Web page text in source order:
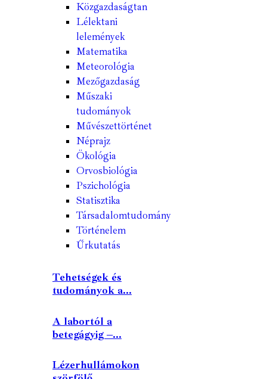
Közgazdaságtan
Lélektani
lelemények
Matematika
Meteorológia
Mezőgazdaság
Műszaki
tudományok
Művészettörténet
Néprajz
Ökológia
Orvosbiológia
Pszichológia
Statisztika
Társadalomtudomány
Történelem
Űrkutatás
Tehetségek és
tudományok a...
A labortól a
betegágyig –...
Lézerhullámokon